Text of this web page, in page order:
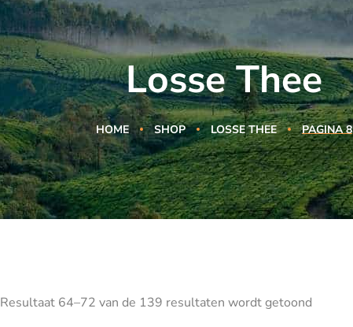
Losse Thee
HOME SHOP LOSSE THEE PAGINA 8
Resultaat 64–72 van de 139 resultaten wordt getoond